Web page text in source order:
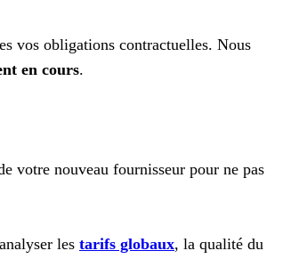
vos obligations contractuelles. Nous
en cours.
votre nouveau fournisseur pour ne pas
les tarifs globaux, la qualité du